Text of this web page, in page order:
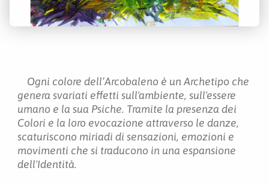
Ogni colore dell’Arcobaleno è un Archetipo che
genera svariati effetti sull'ambiente, sull'essere
umano e la sua Psiche. Tramite la presenza dei
Colori e la loro evocazione attraverso le danze,
scaturiscono miriadi di sensazioni, emozioni e
movimenti che si traducono in una espansione
dell'Identità.